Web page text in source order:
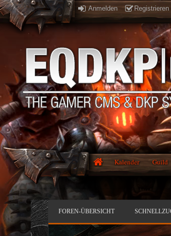
Anmelden Registrieren
Kalender Guild